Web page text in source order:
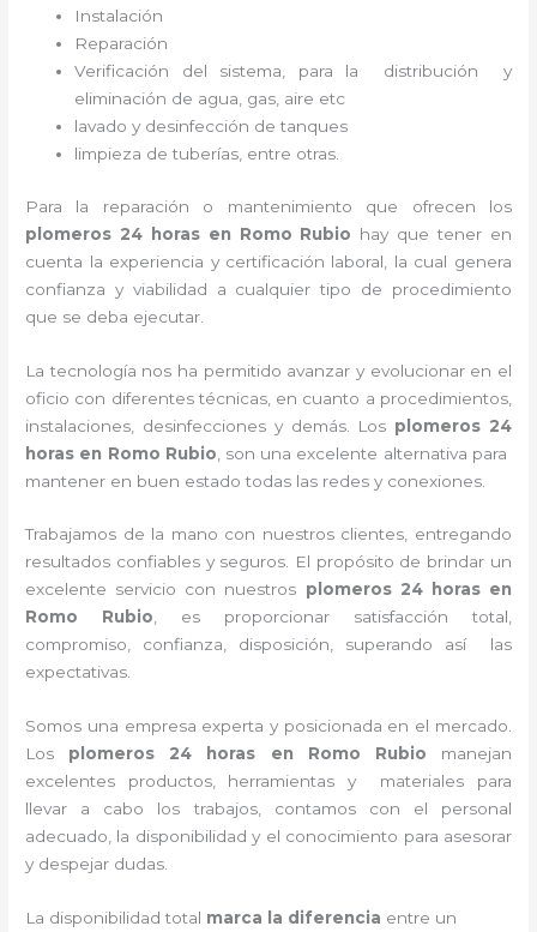
Instalación
Reparación
Verificación del sistema, para la distribución y
eliminación de agua, gas, aire etc
lavado y desinfección de tanques
limpieza de tuberías, entre otras.
Para la reparación o mantenimiento que ofrecen los
plomeros 24 horas en Romo Rubio hay que tener en
cuenta la experiencia y certificación laboral, la cual genera
confianza y viabilidad a cualquier tipo de procedimiento
que se deba ejecutar.
La tecnología nos ha permitido avanzar y evolucionar en el
oficio con diferentes técnicas, en cuanto a procedimientos,
instalaciones, desinfecciones y demás. Los plomeros 24
horas en Romo Rubio , son una excelente alternativa para
mantener en buen estado todas las redes y conexiones.
Trabajamos de la mano con nuestros clientes, entregando
resultados confiables y seguros. El propósito de brindar un
excelente servicio con nuestros plomeros 24 horas en
Romo Rubio, es proporcionar satisfacción total,
compromiso, confianza, disposición, superando así las
expectativas.
Somos una empresa experta y posicionada en el mercado.
Los plomeros 24 horas en Romo Rubio manejan
excelentes productos, herramientas y materiales para
llevar a cabo los trabajos, contamos con el personal
adecuado, la disponibilidad y el conocimiento para asesorar
y despejar dudas.
La disponibilidad total marca la diferencia entre un